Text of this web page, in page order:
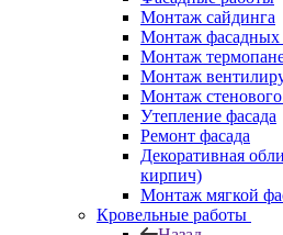
Монтаж сайдинга
Монтаж фасадных
Монтаж
Монтаж
Монтаж
Утепление фасада
Ремонт фасада
Декоративная
кирпич)
Монтаж мягкой
Кровельные работы